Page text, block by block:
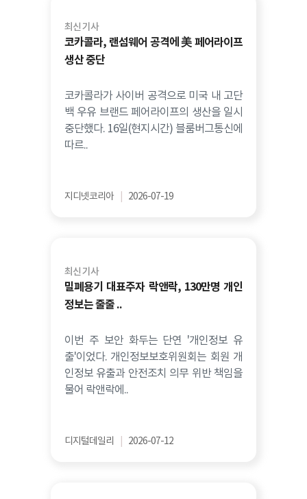
최신 기사
코카콜라, 랜섬웨어 공격에 美 페어라이프
생산 중단
코카콜라가 사이버 공격으로 미국 내 고단
백 우유 브랜드 페어라이프의 생산을 일시
중단했다. 16일(현지시간) 블룸버그통신에
따르..
지디넷코리아 2026-07-19
최신 기사
밀폐용기 대표주자 락앤락, 130만명 개인
정보는 줄줄 ..
이번 주 보안 화두는 단연 '개인정보 유
출'이었다. 개인정보보호위원회는 회원 개
인정보 유출과 안전조치 의무 위반 책임을
물어 락앤락에..
디지털데일리 2026-07-12